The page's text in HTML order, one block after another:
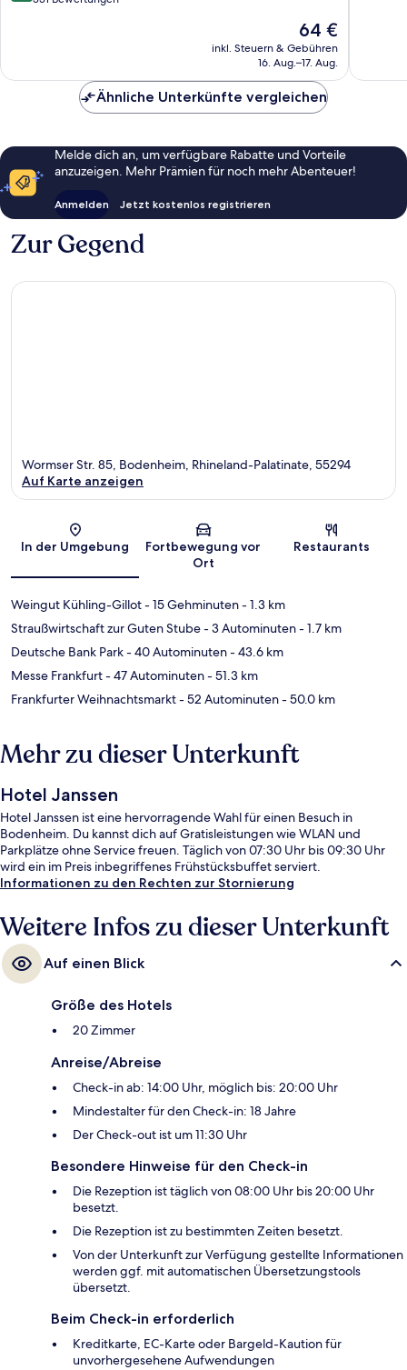
Bewertungen
Der
Preis
beträgt
64 €
inkl. Steuern & Gebühren
16. Aug.–17. Aug.
Ähnliche Unterkünfte vergleichen
Melde dich an, um verfügbare Rabatte und Vorteile
anzuzeigen. Mehr Prämien für noch mehr Abenteuer!
Anmelden Jetzt kostenlos registrieren
Zur Gegend
Karte
Wormser Str. 85, Bodenheim, Rhineland-Palatinate, 55294
Auf Karte anzeigen
In der Umgebung
Fortbewegung vor
Ort
Restaurants
Weingut Kühling-Gillot- 15 Gehminuten- 1.3 km
Straußwirtschaft zur Guten Stube- 3 Autominuten- 1.7 km
Deutsche Bank Park- 40 Autominuten- 43.6 km
Messe Frankfurt- 47 Autominuten- 51.3 km
Frankfurter Weihnachtsmarkt- 52 Autominuten- 50.0 km
Mehr zu dieser Unterkunft
Hotel Janssen
Hotel Janssen ist eine hervorragende Wahl für einen Besuch in
Bodenheim. Du kannst dich auf Gratisleistungen wie WLAN und
Parkplätze ohne Service freuen. Täglich von 07:30 Uhr bis 09:30 Uhr
wird ein im Preis inbegriffenes Frühstücksbuffet serviert.
Informationen zu den Rechten zur Stornierung
Weitere Infos zu dieser Unterkunft
Auf einen Blick
Größe des Hotels
20 Zimmer
Anreise/Abreise
Check-in ab: 14:00 Uhr, möglich bis: 20:00 Uhr
Mindestalter für den Check-in: 18 Jahre
Der Check-out ist um 11:30 Uhr
Besondere Hinweise für den Check-in
Die Rezeption ist täglich von 08:00 Uhr bis 20:00 Uhr
besetzt.
Die Rezeption ist zu bestimmten Zeiten besetzt.
Von der Unterkunft zur Verfügung gestellte Informationen
werden ggf. mit automatischen Übersetzungstools
übersetzt.
Beim Check-in erforderlich
Kreditkarte, EC-Karte oder Bargeld-Kaution für
unvorhergesehene Aufwendungen